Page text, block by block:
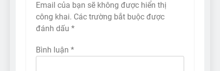
Email của bạn sẽ không được hiển thị
công khai. Các trường bắt buộc được
đánh dấu *
Bình luận *